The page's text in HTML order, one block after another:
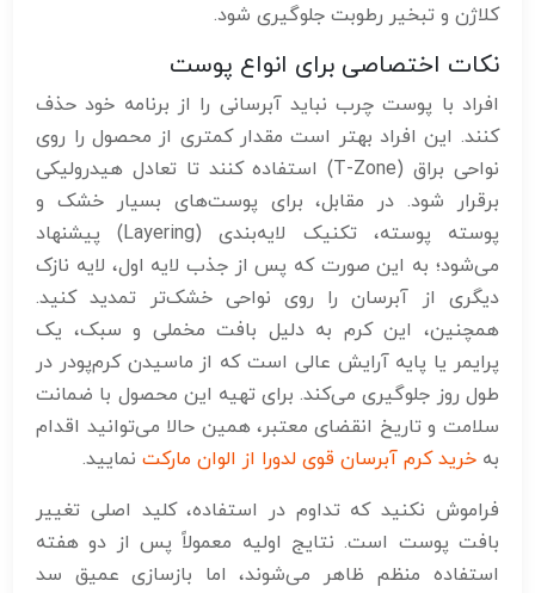
کلاژن و تبخیر رطوبت جلوگیری شود.
نکات اختصاصی برای انواع پوست
افراد با پوست چرب نباید آبرسانی را از برنامه خود حذف
کنند. این افراد بهتر است مقدار کمتری از محصول را روی
نواحی براق (T-Zone) استفاده کنند تا تعادل هیدرولیکی
برقرار شود. در مقابل، برای پوست‌های بسیار خشک و
پوسته پوسته، تکنیک لایه‌بندی (Layering) پیشنهاد
می‌شود؛ به این صورت که پس از جذب لایه اول، لایه نازک
دیگری از آبرسان را روی نواحی خشک‌تر تمدید کنید.
همچنین، این کرم به دلیل بافت مخملی و سبک، یک
پرایمر یا پایه آرایش عالی است که از ماسیدن کرم‌پودر در
طول روز جلوگیری می‌کند. برای تهیه این محصول با ضمانت
سلامت و تاریخ انقضای معتبر، همین حالا می‌توانید اقدام
بهخرید کرم آبرسان قوی لدورا از الوان مارکت نمایید.
فراموش نکنید که تداوم در استفاده، کلید اصلی تغییر
بافت پوست است. نتایج اولیه معمولاً پس از دو هفته
استفاده منظم ظاهر می‌شوند، اما بازسازی عمیق سد